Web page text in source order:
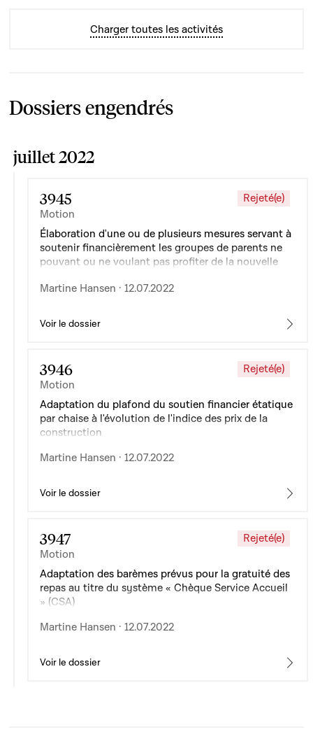
Charger toutes les activités
Dossiers engendrés
juillet 2022
3945
Motion
Rejeté(e)
Élaboration d'une ou de plusieurs mesures servant à
soutenir financièrement les groupes de parents ne
pouvant ou ne voulant pas profiter de la nouvelle
Martine Hansen · 12.07.2022
Voir le dossier
3946
Motion
Rejeté(e)
Adaptation du plafond du soutien financier étatique
par chaise à l'évolution de l'indice des prix de la
construction
Martine Hansen · 12.07.2022
Voir le dossier
3947
Motion
Rejeté(e)
Adaptation des barèmes prévus pour la gratuité des
repas au titre du système « Chèque Service Accueil
» (CSA)
Martine Hansen · 12.07.2022
Voir le dossier